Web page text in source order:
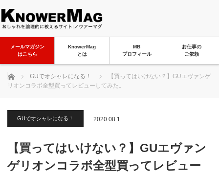
メールマガジン
はこちら
KnowerMag
とは
MB
プロフィール
お仕事の
ご依頼
ホーム GUでオシャレになる！
【買ってはいけない？】GUエヴァンゲ
リオンコラボ全型買ってレビューしてみた。
GUでオシャレになる！ 2020.08.1
【買ってはいけない？】GUエヴァン
ゲリオンコラボ全型買ってレビュー